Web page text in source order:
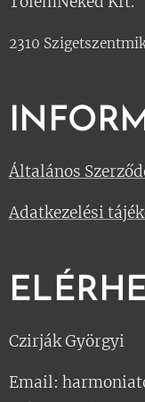
2310
Általános
Adatkezelési
Czirják Györgyi
Email: